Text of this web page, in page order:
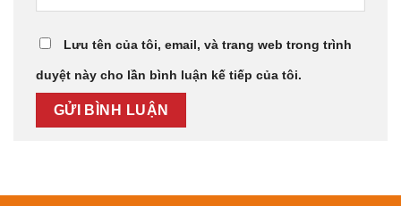
Lưu tên của tôi, email, và trang web trong trình
duyệt này cho lần bình luận kế tiếp của tôi.